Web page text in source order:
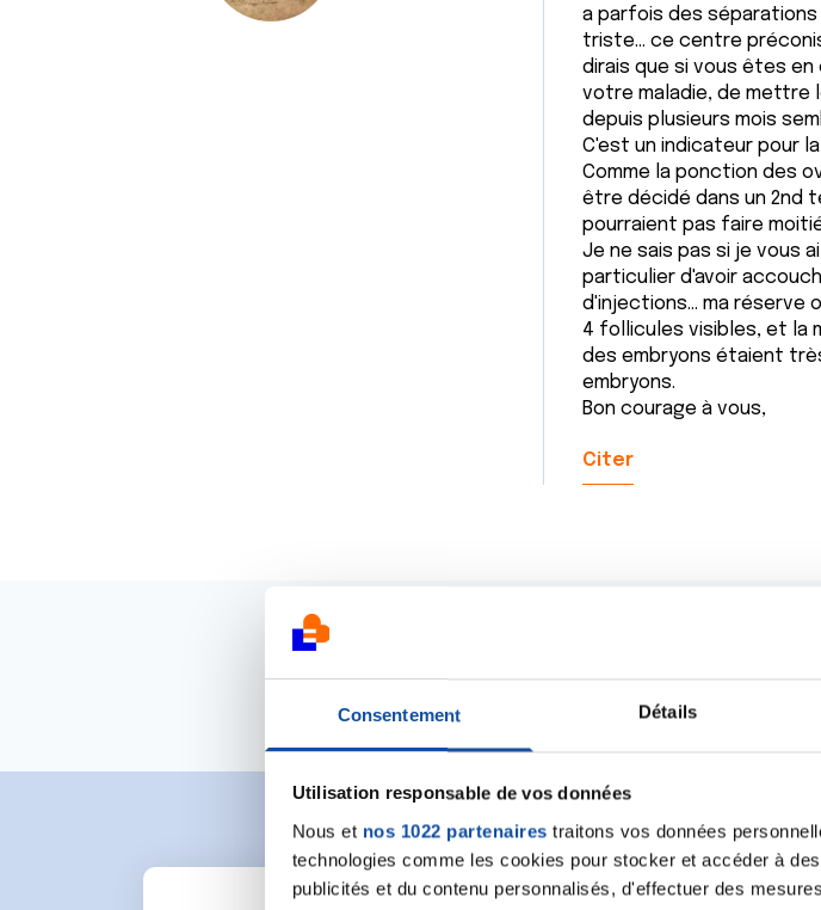
Consentement Détails
Utilisation responsable de vos données
Nous et nos 1022 partenaires traitons vos données
technologies comme les cookies pour stocker et accéder à
publicités et du contenu personnalisés, d'effectuer des
a parfois des
triste... ce centre
dirais que si vous êtes
votre maladie, de mettre
depuis plusieurs mois
C'est un indicateur pour
Comme la ponction des
être décidé dans un 2nd
pourraient pas faire
Je ne sais pas si je vous
particulier d'avoir
d'injections... ma réserve
4 follicules visibles, et la
des embryons étaient
embryons.
Bon courage à vous,
Citer